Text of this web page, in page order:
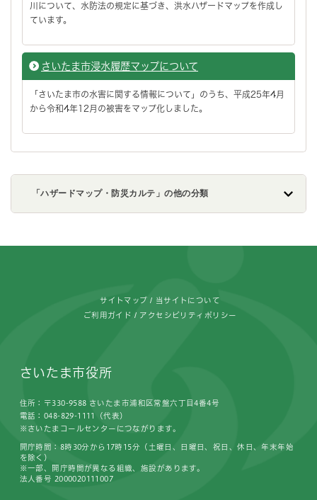
川について、水防法の規定に基づき、洪水ハザードマップを作成し
ています。
さいたま市浸水履歴マップについて
「さいたま市の水害に関する情報について」のうち、平成25年4月
から令和4年12月の被害をマップ化しました。
「ハザードマップ・防災カルテ」の他の分類
サイトマップ 当サイトについて
ご利用ガイド アクセシビリティポリシー
さいたま市役所
住所：〒330-9588 さいたま市浦和区常盤六丁目4番4号
電話：048-829-1111（代表）
※さいたまコールセンターにつながります。
開庁時間：8時30分から17時15分（土曜日、日曜日、祝日、休日、年末年始
を除く）
※一部、開庁時間が異なる組織、施設があります。
法人番号 2000020111007